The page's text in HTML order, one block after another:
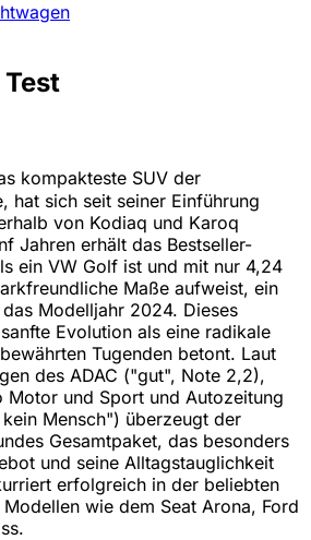
kompakteste SUV der
hat sich seit seiner Einführung
von Kodiaq und Karoq
Jahren erhält das Bestseller-
ein VW Golf ist und mit nur 4,24
Maße aufweist, ein
Modelljahr 2024. Dieses
Evolution als eine radikale
Tugenden betont. Laut
des ADAC ("gut", Note 2,2),
Motor und Sport und Autozeitung
Mensch") überzeugt der
Gesamtpaket, das besonders
und seine Alltagstauglichkeit
erfolgreich in der beliebten
wie dem Seat Arona, Ford